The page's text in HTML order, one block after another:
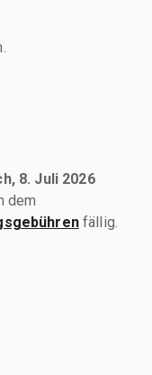
8. Juli 2026
dem
fällig.